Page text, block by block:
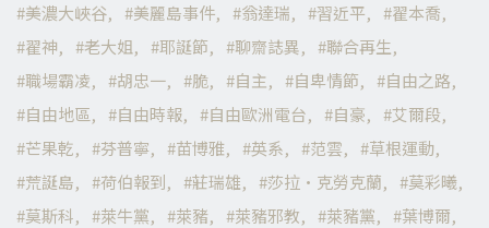
美濃大峽谷
美麗島事件 翁達瑞 習近平
翟本喬
翟神
老大姐 耶誕節 聊齋誌異
聯合再生
職場霸凌
胡忠一 脆 自主 自卑情節
自由之路
自由地區
自由時報 自由歐洲電台 自豪
艾爾段
芒果乾
芬普寧 苗博雅 英系 范雲
草根運動
荒誕島
荷伯報到 莊瑞雄 莎拉·克勞克蘭
莫彩曦
莫斯科
萊牛黨 萊豬 萊豬邪教 萊豬黨
葉博爾